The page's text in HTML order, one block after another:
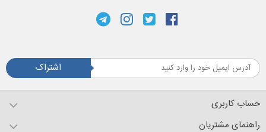
اشتراک
حساب کاربری
راهنمای مشتریان